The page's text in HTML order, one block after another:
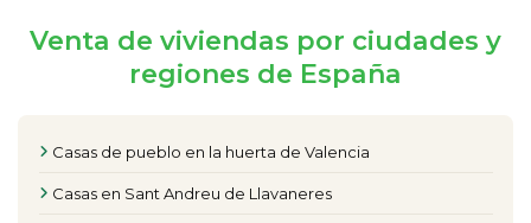
Venta de viviendas por ciudades y
regiones de España
Casas de pueblo en la huerta de Valencia
Casas en Sant Andreu de Llavaneres